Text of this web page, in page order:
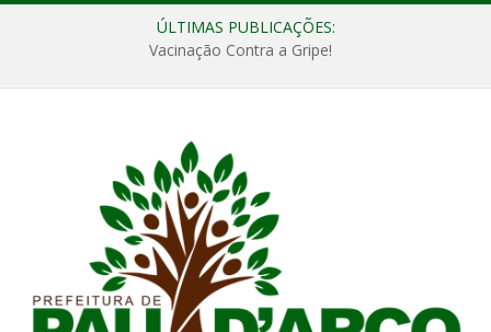
ÚLTIMAS PUBLICAÇÕES:
Vacinação Contra a Gripe!